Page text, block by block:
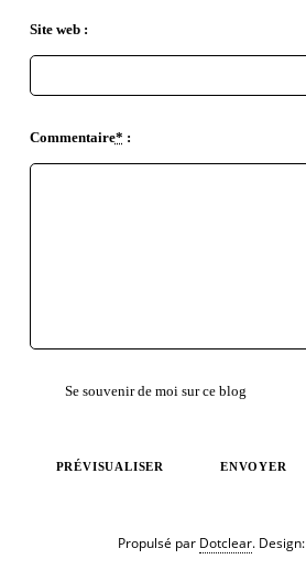
Site web :
Commentaire* :
Se souvenir de moi sur ce blog
PRÉVISUALISER ENVOYER
Propulsé par Dotclear. Design: